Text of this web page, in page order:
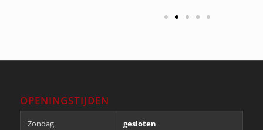
OPENINGSTIJDEN
Zondag gesloten